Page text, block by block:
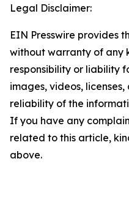
Legal Disclaimer:
EIN Presswire provides
without warranty of any
responsibility or liability
images, videos,
reliability of the
If you have any
related to this article,
above.